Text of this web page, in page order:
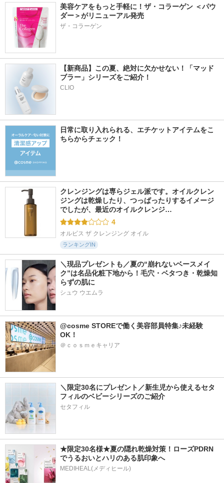
美容ケアをもっと手軽に！ザ・コラーゲン ＜パウ
ダー＞がリニューアル発売
ザ・コラーゲン
【新商品】この夏、絶対に欠かせない！「マッド
ブラー」シリーズをご紹介！
CLIO
日常に取り入れられる、エチケットアイテムをこ
ちらからチェック！
クレンジングは専らジェル派です。オイルクレン
ジングは乾燥したり、つっぱったりするイメージ
でしたが、最近のオイルクレンジ…
4
オルビス ザ クレンジング オイル
ランキングIN
＼現品プレゼントも／夏の“崩れないベースメイ
ク”は名品化粧下地から！毛穴・ベタつき・乾燥知
らずの肌に
シュウ ウエムラ
@cosme STOREで働く美容部員特集♪未経験
OK！
＠ｃｏｓｍｅキャリア
＼限定30名にプレゼント／新生児から使えるセタ
フィルのベビーシリーズのご紹介
セタフィル
★限定30名様★夏の隠れ乾燥対策！ローズPDRN
でうるおいとハリのある肌印象へ
MEDIHEAL(メディヒール)